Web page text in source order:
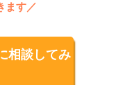
ます／
相談してみ